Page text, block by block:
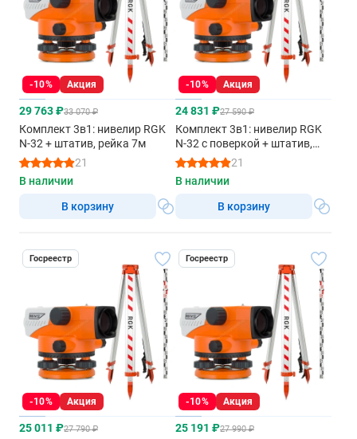
-10% Акция
29 763 ₽33 070 ₽
Комплект 3в1: нивелир RGK
N-32 + штатив, рейка 7м
21
В наличии
В корзину
-10% Акция
24 831 ₽27 590 ₽
Комплект 3в1: нивелир RGK
N-32 с поверкой + штатив,
рейка 3м
21
В наличии
В корзину
Госреестр
-10% Акция
25 011 ₽27 790 ₽
Госреестр
-10% Акция
25 191 ₽27 990 ₽